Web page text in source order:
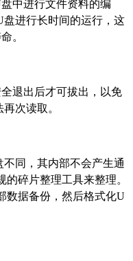
中进行文件资料的编
进行长时间的运行，这
。
退出后才可拔出，以免
次读取。
同，其内部不会产生通
碎片整理工具来整理。
数据备份，然后格式化U